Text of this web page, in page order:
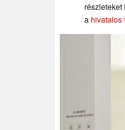
a hivatalos